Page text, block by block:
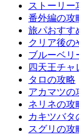
ストーリー
番外編の攻
旅パおすす
クリア後の
ブルーベリ
四天王チャ
タロの攻略
アカマツの
ネリネの攻
カキツバタ
スグリの攻